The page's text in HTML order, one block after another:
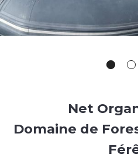
Net
Domaine de